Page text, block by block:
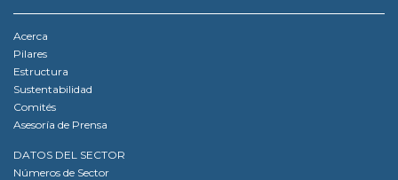
Acerca
Pilares
Estructura
Sustentabilidad
Comités
Asesoría de Prensa
DATOS DEL SECTOR
Números de Sector